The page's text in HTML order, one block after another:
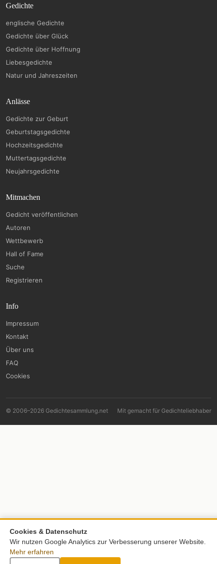
Gedichte
englische Gedichte
Gedichte über Glück
Gedichte über Hoffnung
Liebesgedichte
Natur und Jahreszeiten
Anlässe
Gedichte zur Geburt
Geburtstagsgedichte
Hochzeitsgedichte
Muttertagsgedichte
Neujahrsgedichte
Mitmachen
Gedicht veröffentlichen
Autoren
Wettbewerb
Hall of Fame
Suche
Registrieren
Info
Impressum
Kontakt
Über uns
FAQ
Cookies
© 2006–2026 Gedichtesammlung.net Mit gemacht für Gedichteliebhaber
Cookies & Datenschutz
Wir nutzen Google Analytics zur Verbesserung unserer Website.
Mehr erfahren